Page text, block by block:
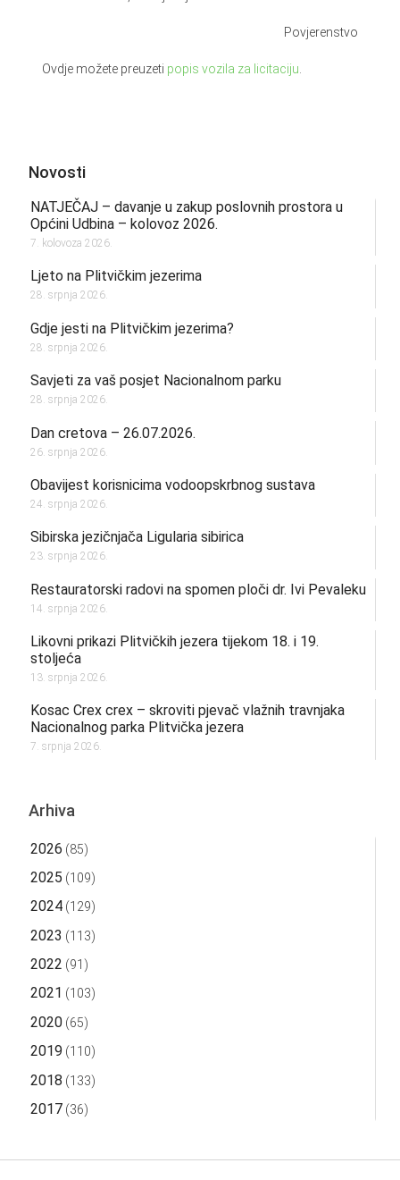
Povjerenstvo
Ovdje možete preuzeti popis vozila za licitaciju.
Novosti
NATJEČAJ – davanje u zakup poslovnih prostora u
Općini Udbina – kolovoz 2026.
7. kolovoza 2026.
Ljeto na Plitvičkim jezerima
28. srpnja 2026.
Gdje jesti na Plitvičkim jezerima?
28. srpnja 2026.
Savjeti za vaš posjet Nacionalnom parku
28. srpnja 2026.
Dan cretova – 26.07.2026.
26. srpnja 2026.
Obavijest korisnicima vodoopskrbnog sustava
24. srpnja 2026.
Sibirska jezičnjača Ligularia sibirica
23. srpnja 2026.
Restauratorski radovi na spomen ploči dr. Ivi Pevaleku
14. srpnja 2026.
Likovni prikazi Plitvičkih jezera tijekom 18. i 19.
stoljeća
13. srpnja 2026.
Kosac Crex crex – skroviti pjevač vlažnih travnjaka
Nacionalnog parka Plitvička jezera
7. srpnja 2026.
Arhiva
2026 (85)
2025 (109)
2024(129)
2023 (113)
2022 (91)
2021 (103)
2020(65)
2019 (110)
2018 (133)
2017(36)